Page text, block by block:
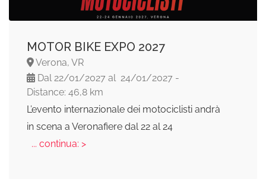
MOTOR BIKE EXPO 2027
Verona, VR
Dal 22/01/2027 al 24/01/2027 -
Distance: 46,8 km
L’evento internazionale dei motociclisti andrà
in scena a Veronafiere dal 22 al 24
... continua: >